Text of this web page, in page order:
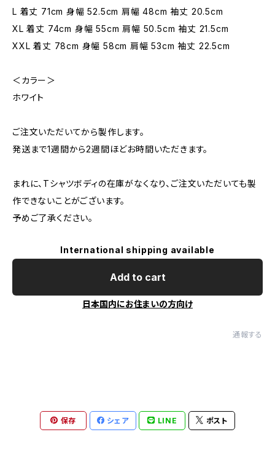
L 着丈 71cm 身幅 52.5cm 肩幅 48cm 袖丈 20.5cm
XL 着丈 74cm 身幅 55cm 肩幅 50.5cm 袖丈 21.5cm
XXL 着丈 78cm 身幅 58cm 肩幅 53cm 袖丈 22.5cm
＜カラー＞
ホワイト
ご注文いただいてから製作します。
発送まで1週間から2週間ほどお時間いただきます。
まれに、Tシャツボディの在庫がなくなり、ご注文いただいても製
作できないことがございます。
予めご了承ください。
International shipping available
Add to cart
日本国内にお住まいの方向け
通報する
保存 シェア LINE ポスト